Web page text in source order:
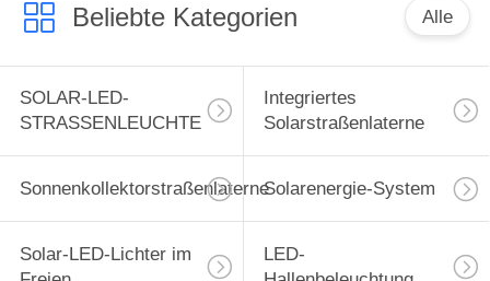
Beliebte Kategorien Alle
SOLAR-LED-
STRASSENLEUCHTE
Integriertes
Solarstraßenlaterne
SonnenkollektorstraßenlaterneSolarenergie-System
Solar-LED-Lichter im
LED-